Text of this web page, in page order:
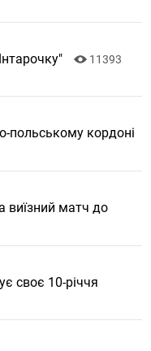
11393
польському кордоні
виїзний матч до
своє 10-річчя